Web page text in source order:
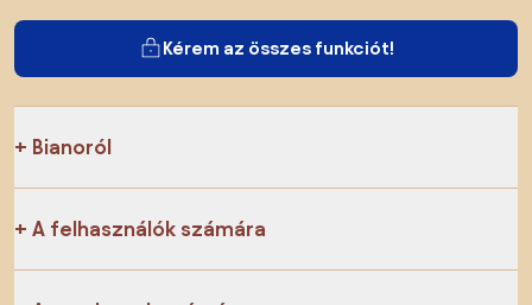
Kérem az összes funkciót!
Bianoról
A felhasználók számára